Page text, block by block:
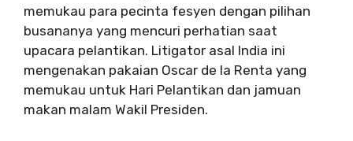
memukau para pecinta fesyen dengan pilihan
busananya yang mencuri perhatian saat
upacara pelantikan. Litigator asal India ini
mengenakan pakaian Oscar de la Renta yang
memukau untuk Hari Pelantikan dan jamuan
makan malam Wakil Presiden.